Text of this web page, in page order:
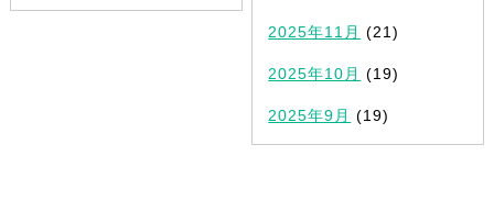
2025年11月 (21)
2025年10月 (19)
2025年9月 (19)